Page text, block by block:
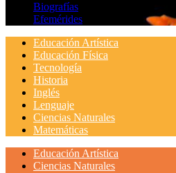
Biografías
Efemérides
Educación Artística
Educación Física
Tecnología
Historia
Inglés
Lenguaje
Ciencias Naturales
Matemáticas
Educación Artística
Ciencias Naturales